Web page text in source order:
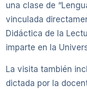
una clase de
vinculada
Didáctica de la
imparte en la
La visita también
dictada por la